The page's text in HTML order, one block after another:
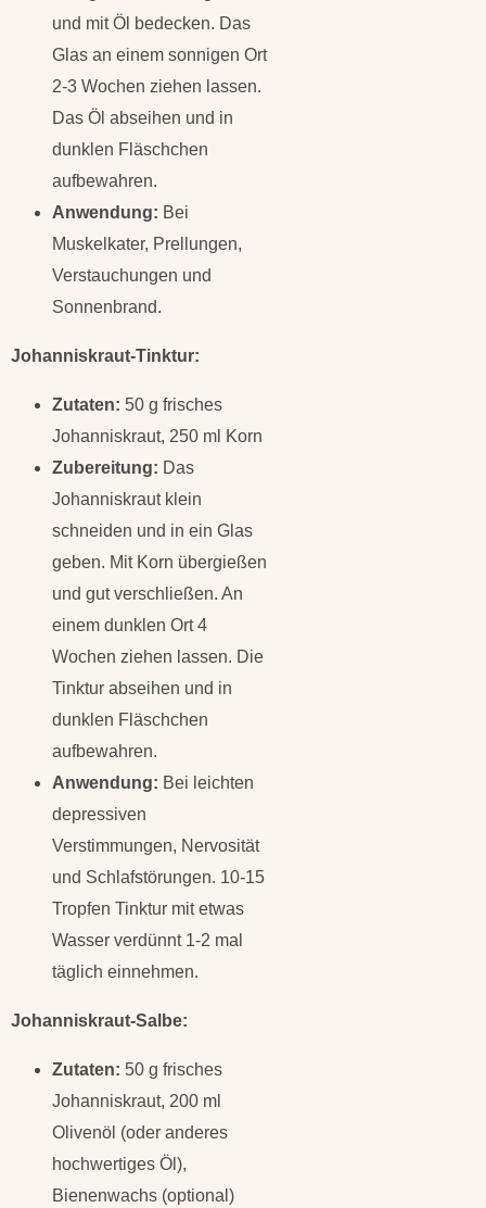
und mit Öl bedecken. Das
Glas an einem sonnigen Ort
2-3 Wochen ziehen lassen.
Das Öl abseihen und in
dunklen Fläschchen
aufbewahren.
Anwendung: Bei
Muskelkater, Prellungen,
Verstauchungen und
Sonnenbrand.
Johanniskraut-Tinktur:
Zutaten: 50 g frisches
Johanniskraut, 250 ml Korn
Zubereitung: Das
Johanniskraut klein
schneiden und in ein Glas
geben. Mit Korn übergießen
und gut verschließen. An
einem dunklen Ort 4
Wochen ziehen lassen. Die
Tinktur abseihen und in
dunklen Fläschchen
aufbewahren.
Anwendung: Bei leichten
depressiven
Verstimmungen, Nervosität
und Schlafstörungen. 10-15
Tropfen Tinktur mit etwas
Wasser verdünnt 1-2 mal
täglich einnehmen.
Johanniskraut-Salbe:
Zutaten: 50 g frisches
Johanniskraut, 200 ml
Olivenöl (oder anderes
hochwertiges Öl),
Bienenwachs (optional)